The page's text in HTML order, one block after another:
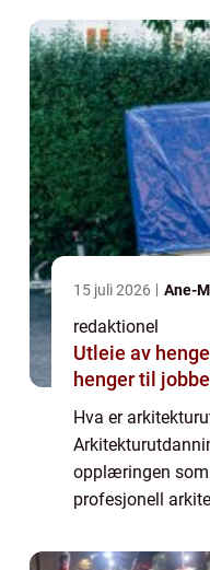
og est...
15 juli 2026 Ane-
redaktionel
Utleie av
henger til
Hva er
opplæringen
profesjonell
vitenskap og